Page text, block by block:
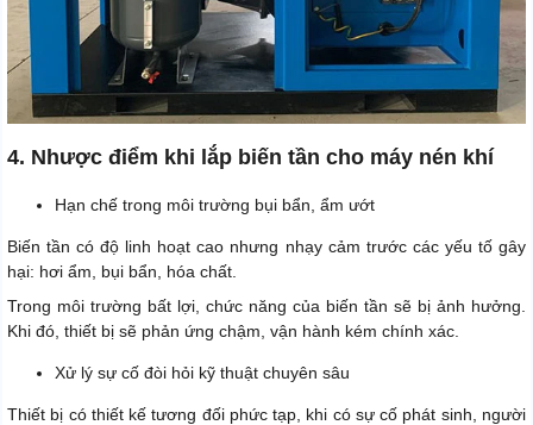
4. Nhược điểm khi lắp biến tần cho máy nén khí
Hạn chế trong môi trường bụi bẩn, ẩm ướt
Biến tần có độ linh hoạt cao nhưng nhạy cảm trước các yếu tố gây
hại: hơi ẩm, bụi bẩn, hóa chất.
Trong môi trường bất lợi, chức năng của biến tần sẽ bị ảnh hưởng.
Khi đó, thiết bị sẽ phản ứng chậm, vận hành kém chính xác.
Xử lý sự cố đòi hỏi kỹ thuật chuyên sâu
Thiết bị có thiết kế tương đối phức tạp, khi có sự cố phát sinh, người